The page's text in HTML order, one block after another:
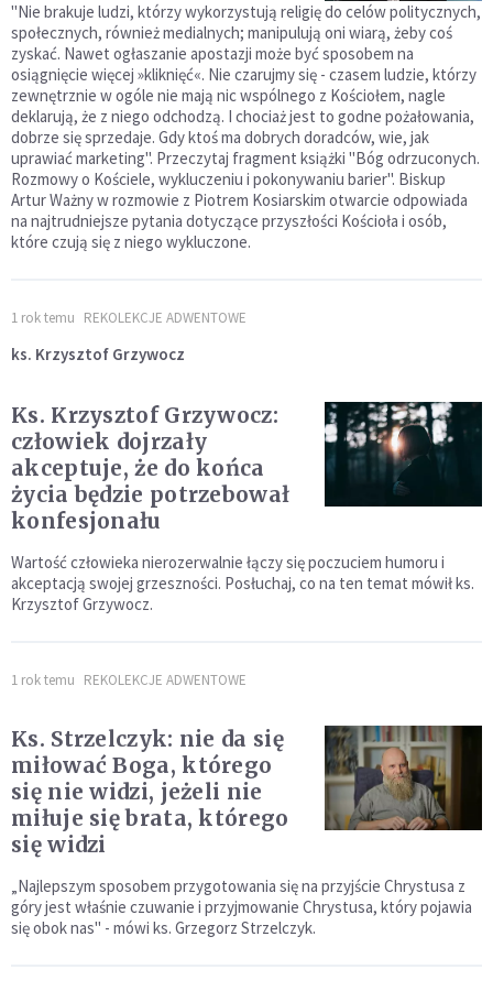
"Nie brakuje ludzi, którzy wykorzystują religię do celów poli­tycznych,
społecznych, również medialnych; manipulują oni wiarą, żeby coś
zyskać. Nawet ogłaszanie apostazji może być sposobem na
osiągnięcie więcej »kliknięć«. Nie czarujmy się - czasem ludzie, którzy
zewnętrznie w ogóle nie mają nic wspól­nego z Kościołem, nagle
deklarują, że z niego odchodzą. I cho­ciaż jest to godne pożałowania,
dobrze się sprzedaje. Gdy ktoś ma dobrych doradców, wie, jak
uprawiać marketing". Przeczytaj fragment książki "Bóg odrzuconych.
Rozmowy o Kościele, wykluczeniu i pokonywaniu barier". Biskup
Artur Ważny w rozmowie z Piotrem Kosiarskim otwarcie odpowiada
na najtrudniejsze pytania dotyczące przyszłości Kościoła i osób,
które czują się z niego wykluczone.
1 rok temu REKOLEKCJE ADWENTOWE
ks. Krzysztof Grzywocz
Ks. Krzysztof Grzywocz:
człowiek dojrzały
akceptuje, że do końca
życia będzie potrzebował
konfesjonału
Wartość człowieka nierozerwalnie łączy się poczuciem humoru i
akceptacją swojej grzeszności. Posłuchaj, co na ten temat mówił ks.
Krzysztof Grzywocz.
1 rok temu REKOLEKCJE ADWENTOWE
Ks. Strzelczyk: nie da się
miłować Boga, którego
się nie widzi, jeżeli nie
miłuje się brata, którego
się widzi
„Najlepszym sposobem przygotowania się na przyjście Chrystusa z
góry jest właśnie czuwanie i przyjmowanie Chrystusa, który pojawia
się obok nas" - mówi ks. Grzegorz Strzelczyk.